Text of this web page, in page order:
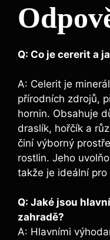
Q: Co ‌je cererit a
A: Celerit⁤ je
přírodních zdrojů,
hornin. Obsahuje
draslík, hořčík a
činí výborný
rostlin. Jeho
takže je ideální
Q: Jaké jsou
zahradě?
A: Hlavními